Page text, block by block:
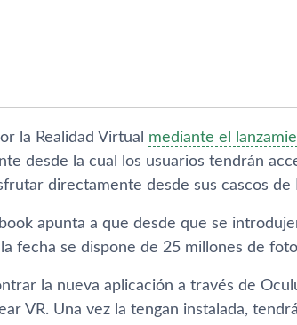
la Realidad Virtual mediante el
desde la cual los usuarios tendrán
directamente desde sus cascos de
apunta a que desde que se
fecha se dispone de 25 millones de
la nueva aplicación a través de
VR. Una vez la tengan instalada,